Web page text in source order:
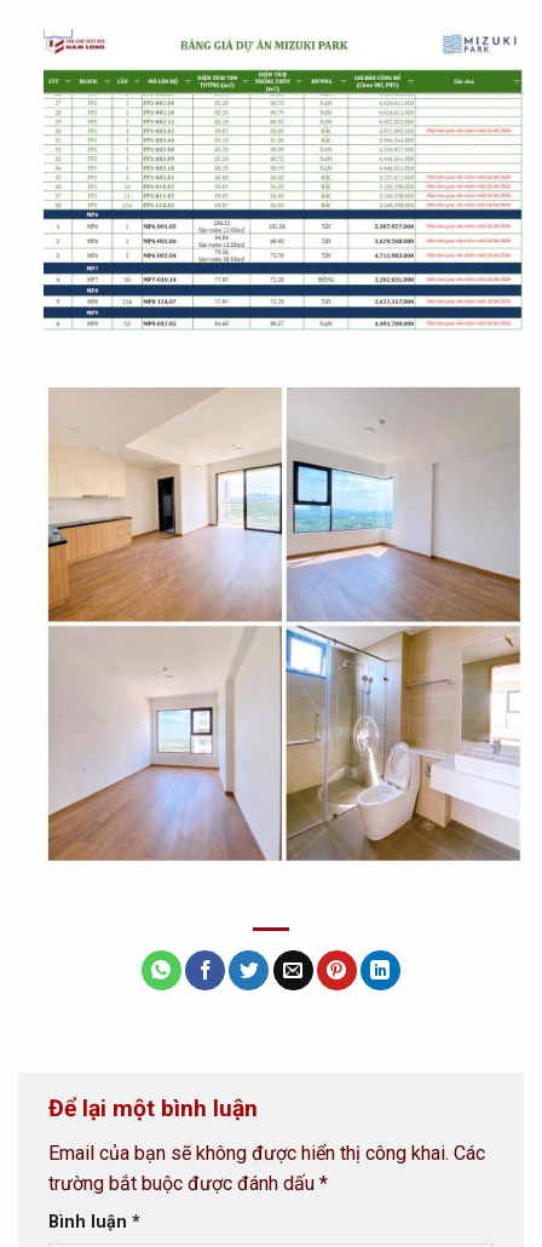
Để lại một bình luận
Email của bạn sẽ không được hiển thị công khai. Các
trường bắt buộc được đánh dấu *
Bình luận *